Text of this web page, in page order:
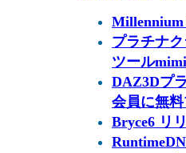
プラチナ
ツール
DAZ3Dプ
会員に無
Bryce6 リ